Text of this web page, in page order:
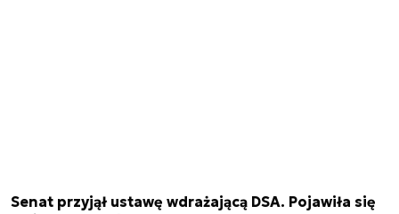
Senat przyjął ustawę wdrażającą DSA. Pojawiła się